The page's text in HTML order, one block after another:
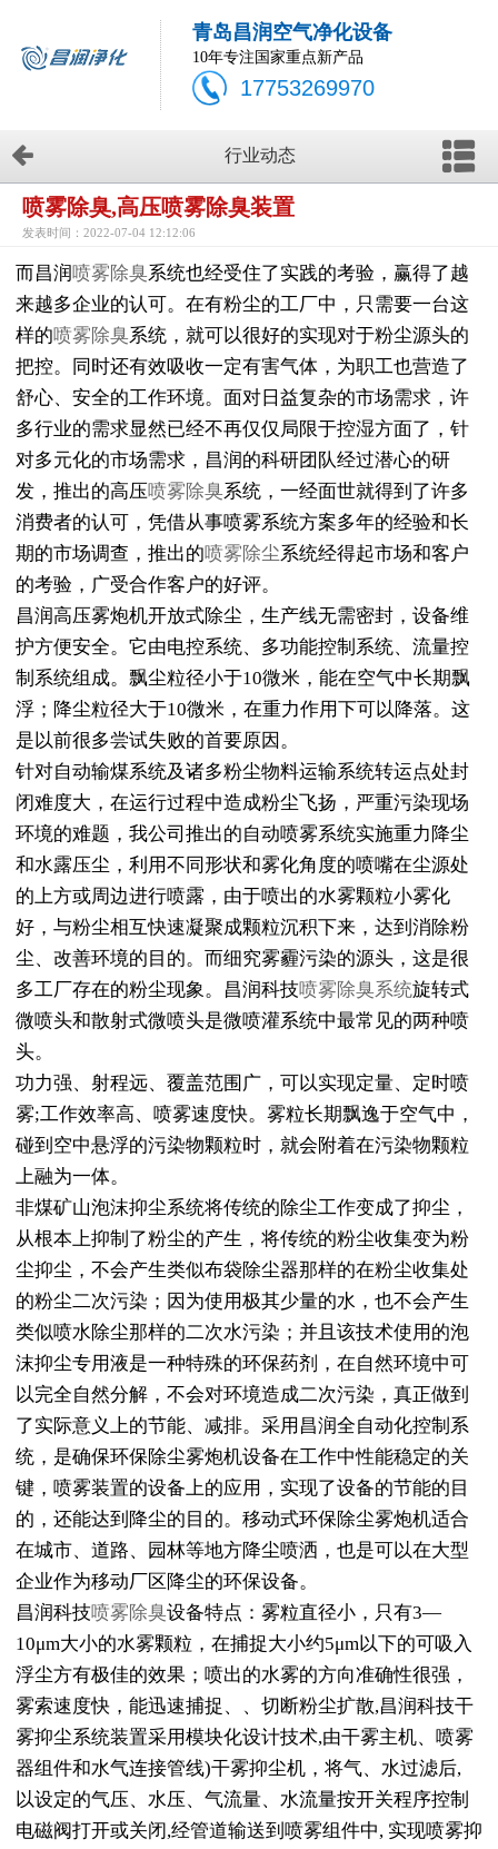
青岛昌润空气净化设备
10年专注国家重点新产品
17753269970
行业动态
喷雾除臭,高压喷雾除臭装置
发表时间：2022-07-04 12:12:06
而昌润喷雾除臭系统也经受住了实践的考验，赢得了越
来越多企业的认可。在有粉尘的工厂中，只需要一台这
样的喷雾除臭系统，就可以很好的实现对于粉尘源头的
把控。同时还有效吸收一定有害气体，为职工也营造了
舒心、安全的工作环境。面对日益复杂的市场需求，许
多行业的需求显然已经不再仅仅局限于控湿方面了，针
对多元化的市场需求，昌润的科研团队经过潜心的研
发，推出的高压喷雾除臭系统，一经面世就得到了许多
消费者的认可，凭借从事喷雾系统方案多年的经验和长
期的市场调查，推出的喷雾除尘系统经得起市场和客户
的考验，广受合作客户的好评。
昌润高压雾炮机开放式除尘，生产线无需密封，设备维
护方便安全。它由电控系统、多功能控制系统、流量控
制系统组成。飘尘粒径小于10微米，能在空气中长期飘
浮；降尘粒径大于10微米，在重力作用下可以降落。这
是以前很多尝试失败的首要原因。
针对自动输煤系统及诸多粉尘物料运输系统转运点处封
闭难度大，在运行过程中造成粉尘飞扬，严重污染现场
环境的难题，我公司推出的自动喷雾系统实施重力降尘
和水露压尘，利用不同形状和雾化角度的喷嘴在尘源处
的上方或周边进行喷露，由于喷出的水雾颗粒小雾化
好，与粉尘相互快速凝聚成颗粒沉积下来，达到消除粉
尘、改善环境的目的。而细究雾霾污染的源头，这是很
多工厂存在的粉尘现象。昌润科技喷雾除臭系统旋转式
微喷头和散射式微喷头是微喷灌系统中最常见的两种喷
头。
功力强、射程远、覆盖范围广，可以实现定量、定时喷
雾;工作效率高、喷雾速度快。雾粒长期飘逸于空气中，
碰到空中悬浮的污染物颗粒时，就会附着在污染物颗粒
上融为一体。
非煤矿山泡沫抑尘系统将传统的除尘工作变成了抑尘，
从根本上抑制了粉尘的产生，将传统的粉尘收集变为粉
尘抑尘，不会产生类似布袋除尘器那样的在粉尘收集处
的粉尘二次污染；因为使用极其少量的水，也不会产生
类似喷水除尘那样的二次水污染；并且该技术使用的泡
沫抑尘专用液是一种特殊的环保药剂，在自然环境中可
以完全自然分解，不会对环境造成二次污染，真正做到
了实际意义上的节能、减排。采用昌润全自动化控制系
统，是确保环保除尘雾炮机设备在工作中性能稳定的关
键，喷雾装置的设备上的应用，实现了设备的节能的目
的，还能达到降尘的目的。移动式环保除尘雾炮机适合
在城市、道路、园林等地方降尘喷洒，也是可以在大型
企业作为移动厂区降尘的环保设备。
昌润科技喷雾除臭设备特点：雾粒直径小，只有3—
10μm大小的水雾颗粒，在捕捉大小约5μm以下的可吸入
浮尘方有极佳的效果；喷出的水雾的方向准确性很强，
雾索速度快，能迅速捕捉、、切断粉尘扩散,昌润科技干
雾抑尘系统装置采用模块化设计技术,由干雾主机、喷雾
器组件和水气连接管线)干雾抑尘机，将气、水过滤后,
以设定的气压、水压、气流量、水流量按开关程序控制
电磁阀打开或关闭,经管道输送到喷雾组件中, 实现喷雾抑